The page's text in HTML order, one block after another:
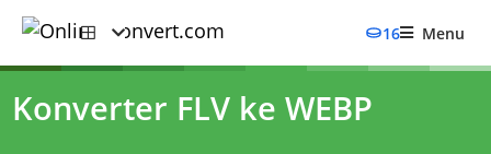
16 Menu
Konverter FLV ke WEBP